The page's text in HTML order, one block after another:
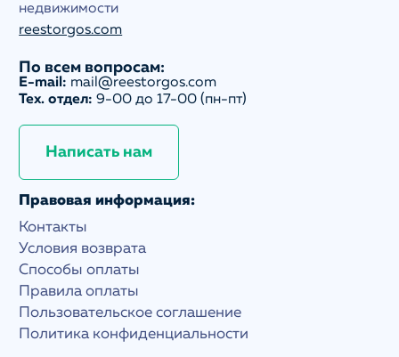
недвижимости
reestorgos.com
По всем вопросам:
E-mail: mail@reestorgos.com
Тех. отдел: 9-00 до 17-00 (пн-пт)
Написать нам
Правовая информация:
Контакты
Условия возврата
Способы оплаты
Правила оплаты
Пользовательское соглашение
Политика конфиденциальности